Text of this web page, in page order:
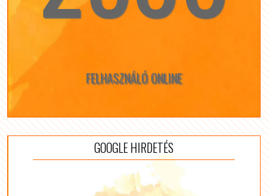
FELHASZNÁLÓ ONLINE
GOOGLE HIRDETÉS